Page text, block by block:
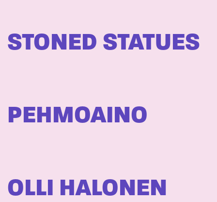
STONED STATUES
PEHMOAINO
OLLI HALONEN